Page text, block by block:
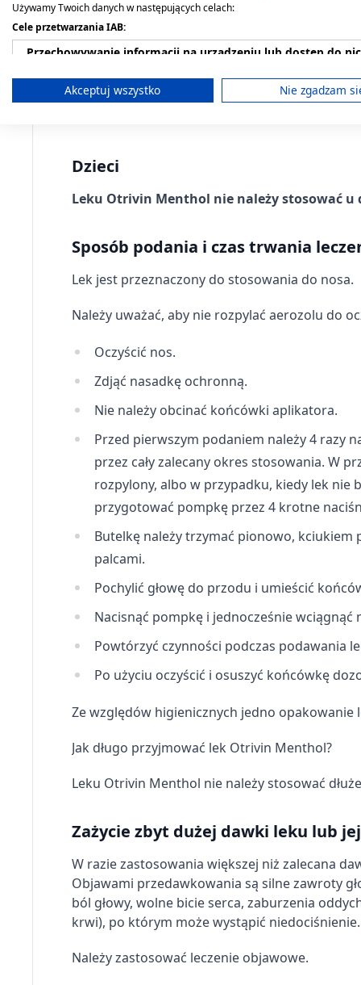
Dorośli i młodzież w wieku powyżej 12 lat:
1 dawka aerozolu leku Otrivin Menthol do
Zaleca się, aby ostatnią dawkę leku przyjąć
Dzieci
Leku Otrivin Menthol nie należy stosować u
Sposób podania i czas trwania
Lek jest przeznaczony do stosowania do nosa.
Należy uważać, aby nie rozpylać aerozolu do
Oczyścić nos.
Zdjąć nasadkę ochronną.
Nie należy obcinać końcówki aplikatora.
Przed pierwszym podaniem należy 4 razy
przez cały zalecany okres stosowania. W
rozpylony, albo w przypadku, kiedy lek nie
przygotować pompkę przez 4 krotne
Butelkę należy trzymać pionowo,
palcami.
Pochylić głowę do przodu i umieścić
Nacisnąć pompkę i jednocześnie wciągnąć
Powtórzyć czynności podczas podawania
Po użyciu oczyścić i osuszyć końcówkę
Ze względów higienicznych jedno
Jak długo przyjmować lek Otrivin Menthol?
Leku Otrivin Menthol nie należy stosować
Zażycie zbyt dużej dawki leku lub
W razie zastosowania większej niż zalecana
Objawami przedawkowania są silne zawroty
ból głowy, wolne bicie serca, zaburzenia
krwi), po którym może wystąpić niedociśnienie.
Należy zastosować leczenie objawowe.
Używamy Twoich danych w następujących celach:
Cele przetwarzania IAB:
Przechowywanie informacji na urządzeniu lub dostęp do
Wykorzystywanie ograniczonych danych do wyboru reklam
Pomiar efektywności reklam
Pomiar efektywności treści
Rozumienie odbiorców dzięki statystyce lub kombinacji
Rozwój i ulepszanie usług
Wykorzystywanie ograniczonych danych do wyboru treści
Funkcje specjalne IAB:
Użycie dokładnych danych geolokalizacyjnych
Identyfikowanie urządzeń na podstawie aktywnie
Cele przetwarzania inne niż IAB:
Wydajność (Performance)
Reklama / śledzenie
Akceptuj wszystko Nie zgadzam